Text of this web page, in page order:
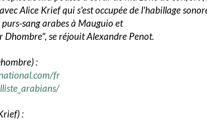
Alice Krief qui s'est occupée de l'habillage
sang arabes à Mauguio et
se réjouit Alexandre Penot.
:
fr
: